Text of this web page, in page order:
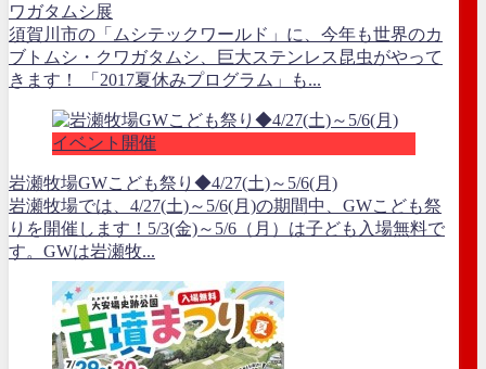
ワガタムシ展
須賀川市の「ムシテックワールド」に、今年も世界のカ
ブトムシ・クワガタムシ、巨大ステンレス昆虫がやって
きます！ 「2017夏休みプログラム」も...
イベント開催
岩瀬牧場GWこども祭り◆4/27(土)～5/6(月)
岩瀬牧場では、4/27(土)～5/6(月)の期間中、GWこども祭
りを開催します！5/3(金)～5/6（月）は子ども入場無料で
す。GWは岩瀬牧...